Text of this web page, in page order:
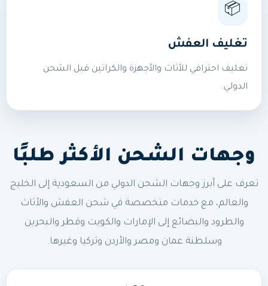
📦
تغليف العفش
تغليف احترافي للأثاث والأجهزة والكراتين قبل الشحن
الدولي.
وجهات الشحن الأكثر طلبًا
تعرف على أبرز وجهات الشحن الدولي من السعودية إلى الخليج
والعالم، مع خدمات متخصصة في شحن العفش والأثاث
والطرود والبضائع إلى الإمارات والكويت وقطر والبحرين
وسلطنة عمان ومصر والأردن وتركيا وغيرها.